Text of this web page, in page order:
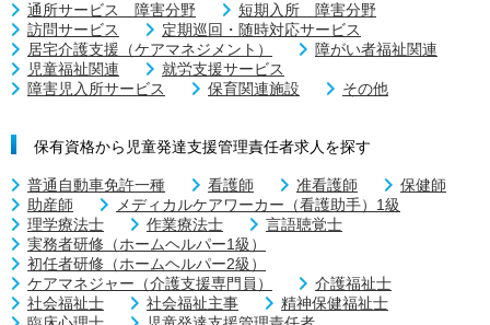
通所サービス 障害分野
短期入所 障害分野
訪問サービス
定期巡回・随時対応サービス
居宅介護支援（ケアマネジメント）
障がい者福祉関連
児童福祉関連
就労支援サービス
障害児入所サービス
保育関連施設 その他
保有資格から児童発達支援管理責任者求人を探す
普通自動車免許一種 看護師 准看護師
保健師
助産師
メディカルケアワーカー（看護助手）1級
理学療法士
作業療法士
言語聴覚士
実務者研修（ホームヘルパー1級）
初任者研修（ホームヘルパー2級）
ケアマネジャー（介護支援専門員）
介護福祉士
社会福祉士
社会福祉主事
精神保健福祉士